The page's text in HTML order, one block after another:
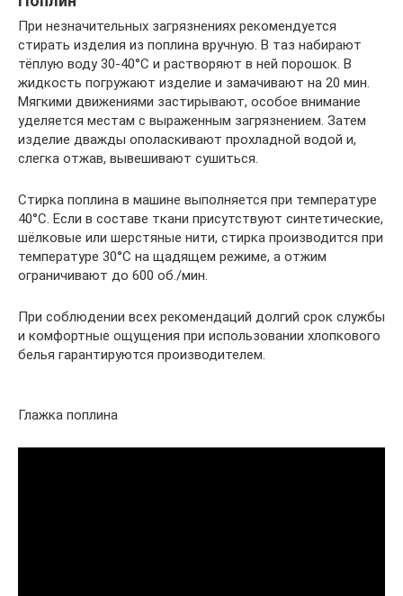
При незначительных загрязнениях рекомендуется
стирать изделия из поплина вручную. В таз набирают
тёплую воду 30-40°С и растворяют в ней порошок. В
жидкость погружают изделие и замачивают на 20 мин.
Мягкими движениями застирывают, особое внимание
уделяется местам с выраженным загрязнением. Затем
изделие дважды ополаскивают прохладной водой и,
слегка отжав, вывешивают сушиться.
Стирка поплина в машине выполняется при температуре
40°С. Если в составе ткани присутствуют синтетические,
шёлковые или шерстяные нити, стирка производится при
температуре 30°С на щадящем режиме, а отжим
ограничивают до 600 об./мин.
При соблюдении всех рекомендаций долгий срок службы
и комфортные ощущения при использовании хлопкового
белья гарантируются производителем.
Глажка поплина